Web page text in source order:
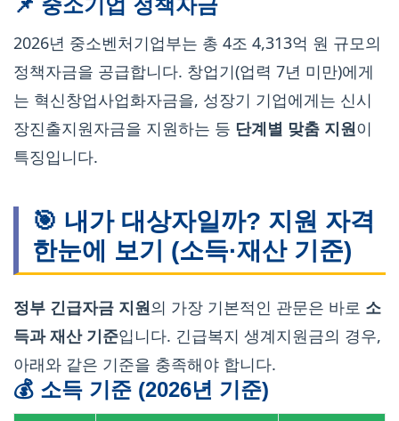
2026년 중소벤처기업부는 총 4조 4,313억 원 규모의
정책자금을 공급합니다. 창업기(업력 7년 미만)에게
는 혁신창업사업화자금을, 성장기 기업에게는 신시
장진출지원자금을 지원하는 등 단계별 맞춤 지원이
특징입니다.
🎯 내가 대상자일까? 지원 자격
한눈에 보기 (소득·재산 기준)
정부 긴급자금 지원의 가장 기본적인 관문은 바로 소
득과 재산 기준입니다. 긴급복지 생계지원금의 경우,
아래와 같은 기준을 충족해야 합니다.
💰 소득 기준 (2026년 기준)